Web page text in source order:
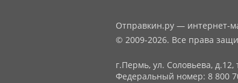
Отправкин.ру — интернет-
© 2009-2026. Все права
г.Пермь, ул. Соловьева, д.12,
Федеральный номер: 8 800